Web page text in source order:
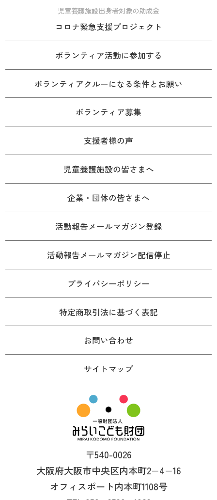
児童養護施設出身者対象の助成金
コロナ緊急支援プロジェクト
ボランティア活動に参加する
ボランティアクルーになる条件とお願い
ボランティア募集
支援者様の声
児童養護施設の皆さまへ
企業・団体の皆さまへ
活動報告メールマガジン登録
活動報告メールマガジン配信停止
プライバシーポリシー
特定商取引法に基づく表記
お問い合わせ
サイトマップ
〒540-0026
大阪府大阪市中央区内本町2−4−16
オフィスポート内本町1108号